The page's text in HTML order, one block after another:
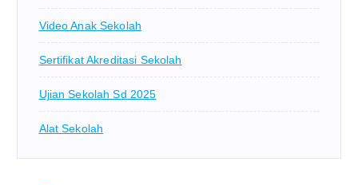
Video Anak Sekolah
Sertifikat Akreditasi Sekolah
Ujian Sekolah Sd 2025
Alat Sekolah